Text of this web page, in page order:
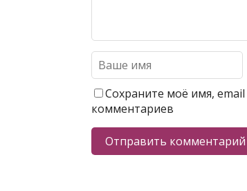
Сохраните моё имя,
комментариев